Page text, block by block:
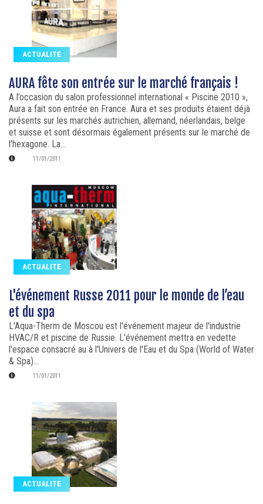
ACTUALITE
AURA fête son entrée sur le marché français !
A l’occasion du salon professionnel international « Piscine 2010 »,
Aura a fait son entrée en France. Aura et ses produits étaient déjà
présents sur les marchés autrichien, allemand, néerlandais, belge
et suisse et sont désormais également présents sur le marché de
l'hexagone. La...
11/01/2011
ACTUALITE
L'événement Russe 2011 pour le monde de l’eau
et du spa
L'Aqua-Therm de Moscou est l'événement majeur de l'industrie
HVAC/R et piscine de Russie. L'événement mettra en vedette
l'espace consacré au à l'Univers de l'Eau et du Spa (World of Water
& Spa)...
11/01/2011
ACTUALITE